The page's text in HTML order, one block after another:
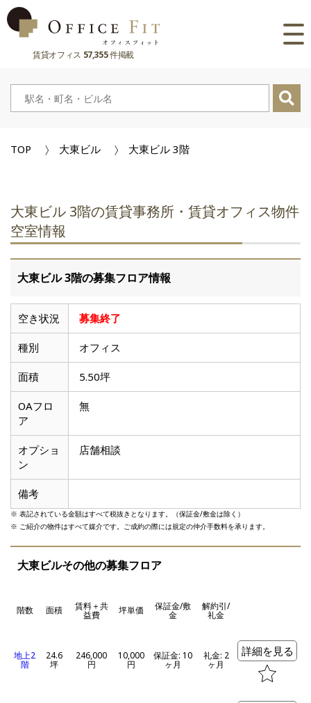
賃貸オフィス 57,355件掲載
路線
大阪府
奈良県
主要駅
兵庫県
奈良県
滋賀県
市区町村
京都府
兵庫県
奈良県
滋賀県
TOP 大東ビル 大東ビル 3階
大東ビル 3階の賃貸事務所・賃貸オフィス物件
空室情報
大東ビル 3階の募集フロア情報
空き状況 募集終了
種別 オフィス
面積 5.50坪
OAフロ
ア
無
オプショ
ン
店舗相談
備考
※ 表記されている金額はすべて税抜きとなります。（保証金/敷金は除く）
※ ご紹介の物件はすべて媒介です。ご成約の際には規定の仲介手数料を承ります。
大東ビルその他の募集フロア
階数 面積 賃料＋共
益費 坪単価 保証金/敷
金
解約引/
礼金
地上2
階
24.6
坪
246,000
円
10,000
円
保証金: 10
ヶ月
礼金: 2
ヶ月
詳細を見る